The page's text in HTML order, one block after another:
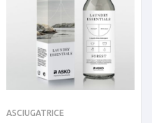
ASCIUGATRICE